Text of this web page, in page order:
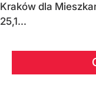
Kraków dla
25,1...